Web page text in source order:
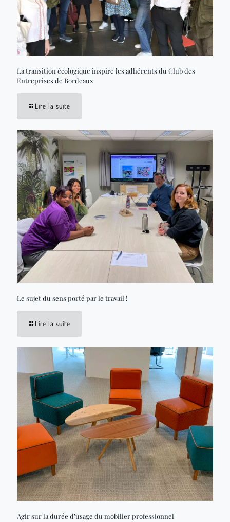
La transition écologique inspire les adhérents du Club des
Entreprises de Bordeaux
Lire la suite
Le sujet du sens porté par le travail !
Lire la suite
Agir sur la durée d’usage du mobilier professionnel